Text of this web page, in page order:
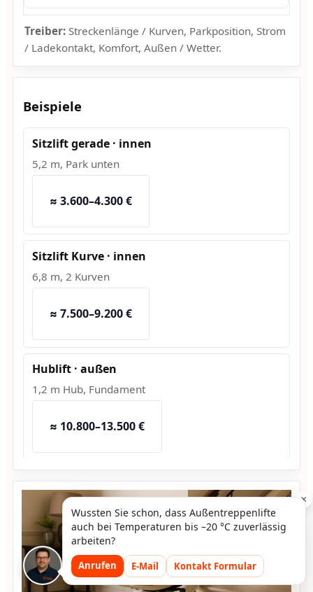
Treiber:Streckenlänge / Kurven, Parkposition, Strom
/ Ladekontakt, Komfort, Außen / Wetter.
Beispiele
Sitzlift gerade · innen
5,2 m, Park unten
≈ 3.600–4.300 €
Sitzlift Kurve · innen
6,8 m, 2 Kurven
≈ 7.500–9.200 €
Hublift · außen
1,2 m Hub, Fundament
≈ 10.800–13.500 €
×
Wussten Sie schon, dass Außentreppenlifte
auch bei Temperaturen bis –20 °C zuverlässig
arbeiten?
Anrufen E-Mail Kontakt Formular